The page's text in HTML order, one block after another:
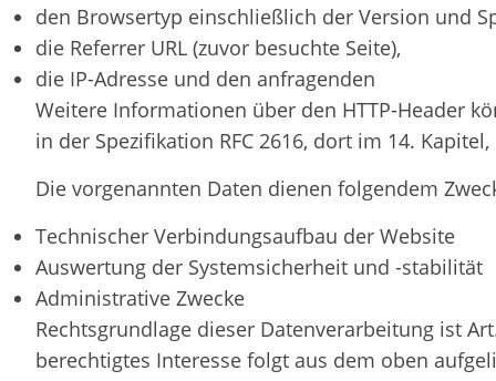
den Browsertyp einschließlich der Version und
die Referrer URL (zuvor besuchte Seite),
die IP-Adresse und den anfragenden
Weitere Informationen über den HTTP-Header
in der Spezifikation RFC 2616, dort im 14.
Die vorgenannten Daten dienen folgendem
Technischer Verbindungsaufbau der Website
Auswertung der Systemsicherheit und -stabilität
Administrative Zwecke
Rechtsgrundlage dieser Datenverarbeitung ist
berechtigtes Interesse folgt aus dem oben